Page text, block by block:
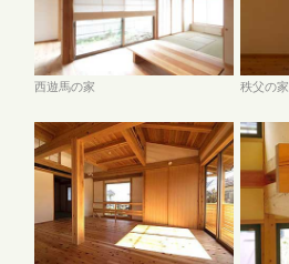
西遊馬の家 秩父の家